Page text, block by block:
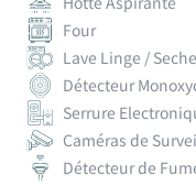
Four
Lave Linge /
Détecteur
Serrure
Caméras de
Détecteur de